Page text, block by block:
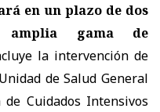
en un plazo de dos
gama de
la intervención de
de Salud General
Cuidados Intensivos